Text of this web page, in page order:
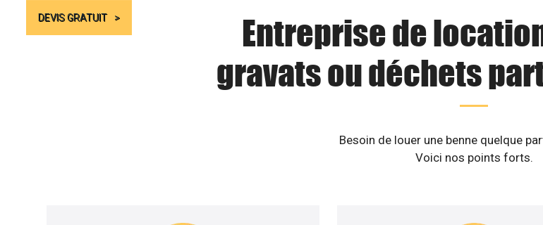
DEVIS GRATUIT
Entreprise de
gravats ou déchets
Besoin de louer une benne quelque
Voici nos points forts.